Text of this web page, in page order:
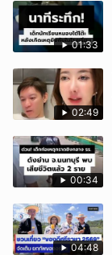
01:33
02:49
00:34
04:48